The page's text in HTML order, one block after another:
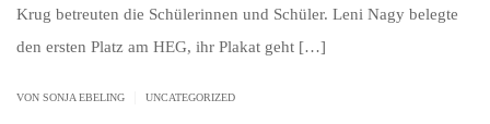
Krug betreuten die Schülerinnen und Schüler. Leni Nagy belegte
den ersten Platz am HEG, ihr Plakat geht […]
VON SONJA EBELING UNCATEGORIZED